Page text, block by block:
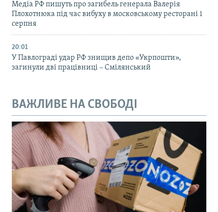
Медіа РФ пишуть про загибель генерала Валерія
Плохотнюка під час вибуху в московському ресторані 1
серпня
20:01
У Павлограді удар РФ знищив депо «Укрпошти»,
загинули дві працівниці – Смілянський
ВАЖЛИВЕ НА СВОБОДІ